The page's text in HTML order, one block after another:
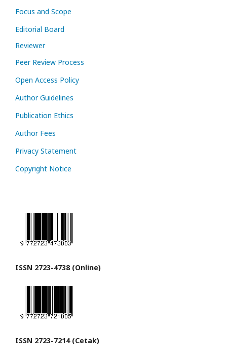
Focus and Scope
Editorial Board
Reviewer
Peer Review Process
Open Access Policy
Author Guidelines
Publication Ethics
Author Fees
Privacy Statement
Copyright Notice
ISSN 2723-4738 (Online)
ISSN 2723-7214 (Cetak)